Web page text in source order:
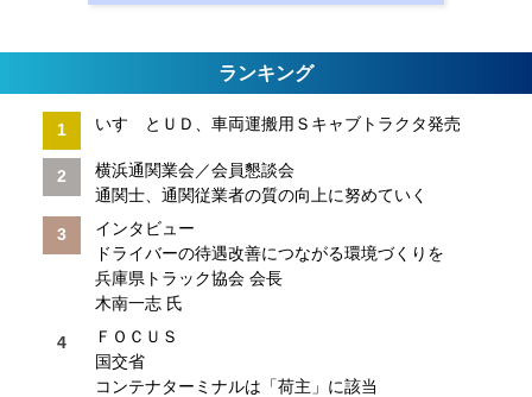
ランキング
いすゞとＵＤ、車両運搬用Ｓキャブトラクタ発売
横浜通関業会／会員懇談会
通関士、通関従業者の質の向上に努めていく
インタビュー
ドライバーの待遇改善につながる環境づくりを
兵庫県トラック協会 会長
木南一志 氏
ＦＯＣＵＳ
国交省
コンテナターミナルは「荷主」に該当